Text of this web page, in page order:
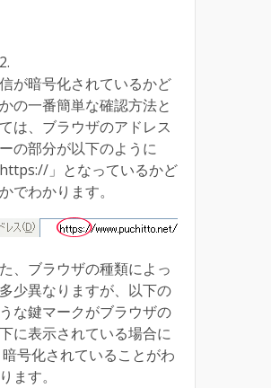
が暗号化されているかど
の一番簡単な確認方法と
は、ブラウザのアドレス
の部分が以下のように
https://」となっているかど
でわかります。
、ブラウザの種類によっ
少異なりますが、以下の
な鍵マークがブラウザの
に表示されている場合に
暗号化されていることがわ
ます。